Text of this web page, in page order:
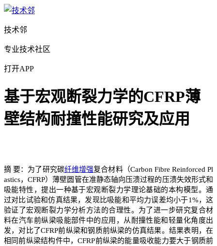
技术邻
专业技术社区
打开APP
基于宏观断裂力学的CFRP薄
壁结构耐撞性能研究及应用
摘 要：为了研究碳纤维增强复合材料（Carbon Fibre Reinforced Pl
astics，CFRP）薄壁圆管在准静态轴向压溃过程的压溃失效形式和
吸能特性，提出一种基于宏观断裂力学理论基础的本构模型。通
过对比试验和仿真结果，发现比吸能和平均力误差均小于1%，这
验证了宏观断裂力学分析方法的合理性。为了进一步研究复合材
料在汽车前纵梁吸能部件中的应用，从耐撞性能和轻量化角度出
发，对比了CFRP前纵梁和钢质前纵梁的仿真结果。结果表明，在
相同前纵梁结构件中，CFRP前纵梁的能量吸收能力要大于钢质前